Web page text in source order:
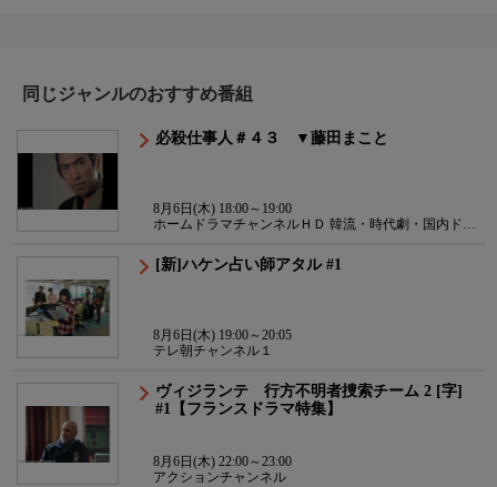
同じジャンルのおすすめ番組
必殺仕事人＃４３ ▼藤田まこと
8月6日(木) 18:00～19:00
ホームドラマチャンネルＨＤ 韓流・時代劇・国内ドラ
[新]ハケン占い師アタル #1
8月6日(木) 19:00～20:05
テレ朝チャンネル１
ヴィジランテ 行方不明者捜索チーム 2 [字]
#1【フランスドラマ特集】
8月6日(木) 22:00～23:00
アクションチャンネル